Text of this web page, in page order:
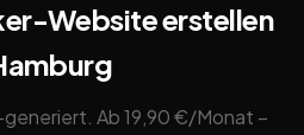
Website erstellen
generiert. Ab 19,90 €/Monat –